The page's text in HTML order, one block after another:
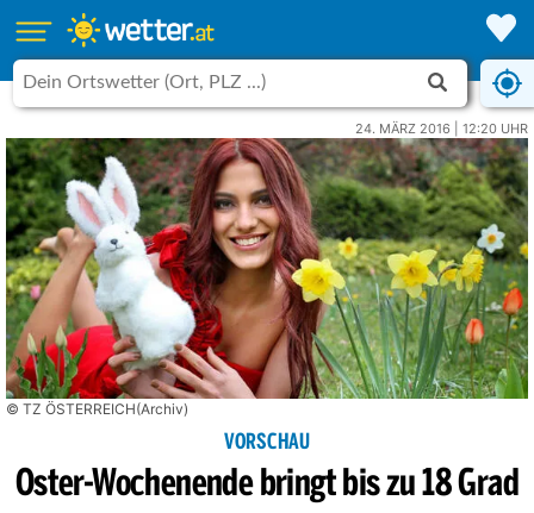
24. MÄRZ 2016 | 12:20 UHR
© TZ ÖSTERREICH(Archiv)
VORSCHAU
Oster-Wochenende bringt bis zu 18 Grad